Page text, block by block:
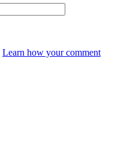
Learn how your comment